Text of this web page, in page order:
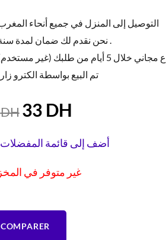
التوصيل إلى المنزل في جميع أنحاء
نحن نقدم لك ضمان لمدة سنة .
خلال 5 أيام من طلبك (غير مستخدم)
تم البيع بواسطة الكترو
DH
السعر
الأصلي
هو:
33 DH
هو:
أضف إلى قائمة المفضلات
غير متوفر في
COMPARER